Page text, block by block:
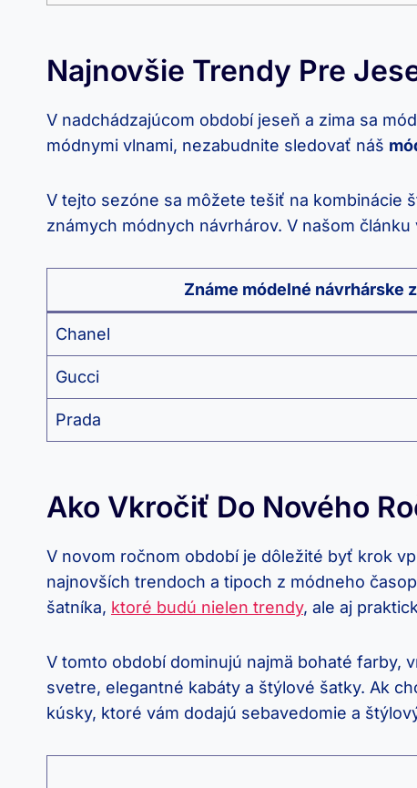
Najnovšie Trendy Pre
V nadchádzajúcom období jeseň a zima sa
módnymi vlnami, nezabudnite sledovať náš
V tejto sezóne sa môžete tešiť na kombinácie
známych módnych návrhárov. V našom
Známe módelné návrhárske
Chanel
Gucci
Prada
Ako Vkročiť Do Nového
V novom ročnom období je dôležité byť krok
najnovších trendoch a tipoch z módneho
šatníka, ktoré budú nielen trendy, ale aj
V tomto období dominujú najmä bohaté farby,
svetre, elegantné kabáty a štýlové šatky. Ak
kúsky, ktoré vám dodajú sebavedomie a